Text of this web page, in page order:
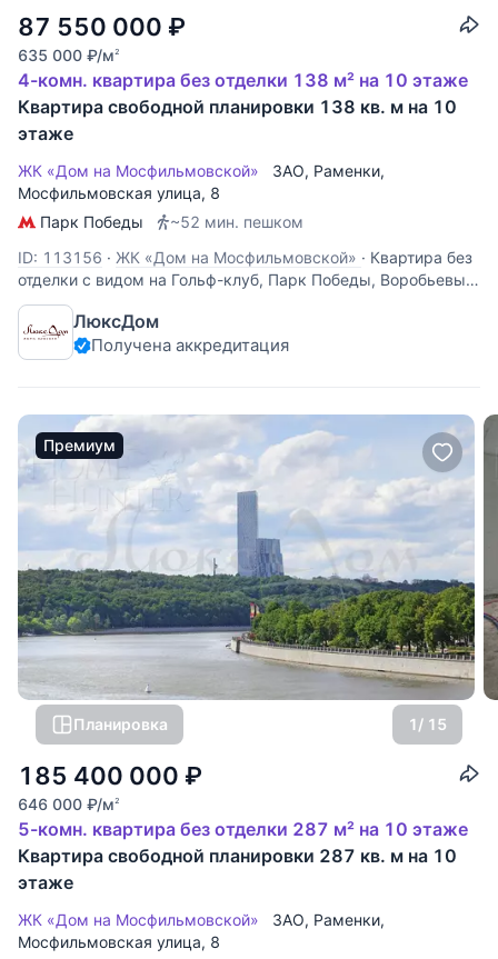
87 550 000 ₽
635 000 ₽/м2
4-комн. квартира без отделки 138 м² на 10 этаже
Квартира свободной планировки 138 кв. м на 10
этаже
ЖК «Дом на Мосфильмовской» ЗАО, Раменки,
Мосфильмовская улица, 8
Парк Победы
~52 мин. пешком
ID: 113156 · ЖК «Дом на Мосфильмовской» · Квартира без
отделки с видом на Гольф-клуб, Парк Победы, Воробьевы
горы, МГУ, Троицкую церковь. Возмо спланировать:
кухню-гостиную, 2-3 спальни, 3 санузла. Секция В. "Дом
на Мосфильмовской" - самый эффектный и модный
ЛюксДом
Получена аккредитация
Премиум
Планировка 1/ 15
185 400 000 ₽
646 000 ₽/м2
5-комн. квартира без отделки 287 м² на 10 этаже
Квартира свободной планировки 287 кв. м на 10
этаже
ЖК «Дом на Мосфильмовской» ЗАО, Раменки,
Мосфильмовская улица, 8